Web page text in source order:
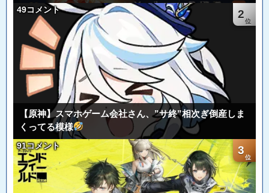
2
49コメント
【原神】スマホゲーム会社さん、”サ終”相次ぎ倒産しま
くってる模様
3
91コメント